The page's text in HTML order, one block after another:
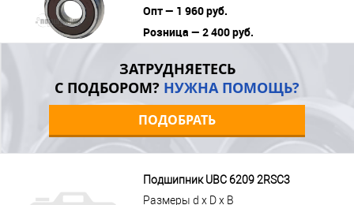
Опт — 1 960 руб.
Розница — 2 400 руб.
ЗАТРУДНЯЕТЕСЬ
С ПОДБОРОМ? НУЖНА ПОМОЩЬ?
ПОДОБРАТЬ
Подшипник UBC 6209 2RSС3
Размеры d x D x B